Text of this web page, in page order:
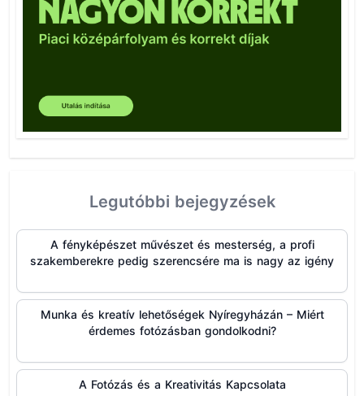
Legutóbbi bejegyzések
A fényképészet művészet és mesterség, a profi
szakemberekre pedig szerencsére ma is nagy az igény
Munka és kreatív lehetőségek Nyíregyházán – Miért
érdemes fotózásban gondolkodni?
A Fotózás és a Kreativitás Kapcsolata